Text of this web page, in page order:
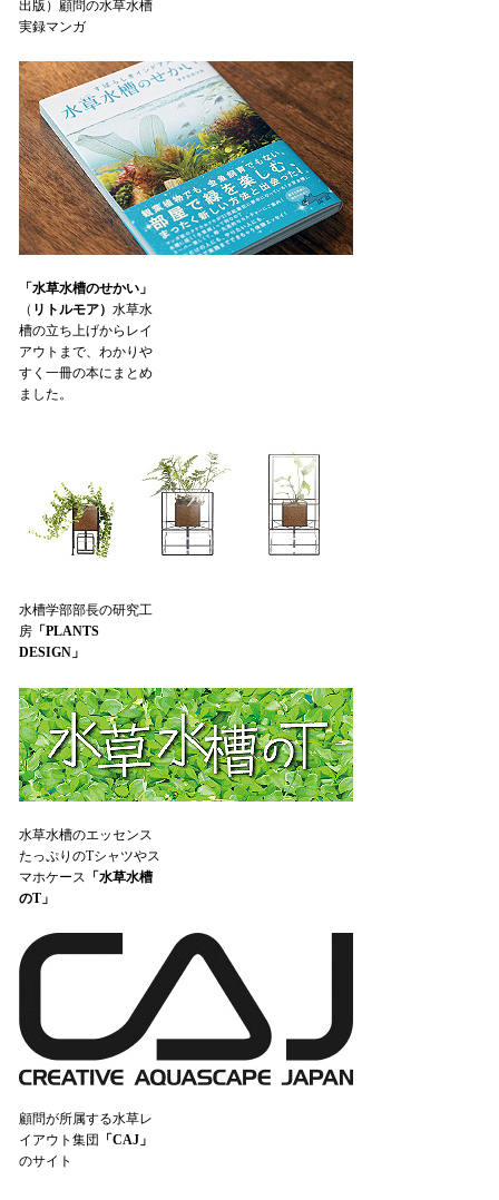
出版）顧問の水草水槽
実録マンガ
「水草水槽のせかい」
（ リトルモア） 水草水
槽の立ち上げからレイ
アウトまで、わかりや
すく一冊の本にまとめ
ました。
水槽学部部長の研究工
房「PLANTS
DESIGN」
水草水槽のエッセンス
たっぷりのTシャツやス
マホケース
「水草水槽
のT」
顧問が所属する水草レ
イアウト集団
「CAJ」
のサイト